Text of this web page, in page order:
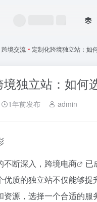
跨境交流 • 定制化跨境独立站：如
境独立站：如何
1年前发布 admin
断深入， 跨境电商
已
优质的独立站不仅能够
资源，选择一个合适的